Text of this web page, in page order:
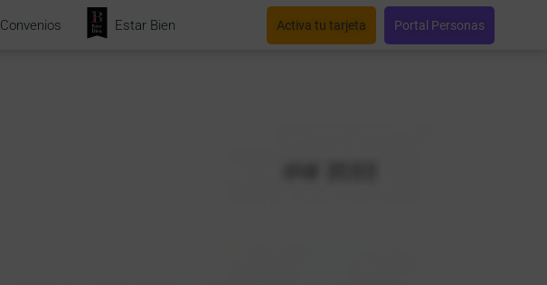
Convenios Estar Bien Activa tu tarjeta Portal Personas